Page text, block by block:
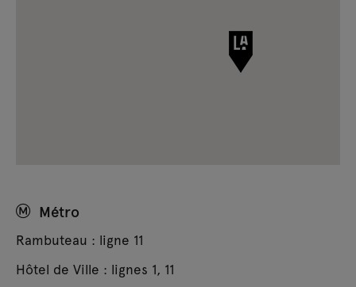
Métro
Rambuteau : ligne 11
Hôtel de Ville : lignes 1, 11